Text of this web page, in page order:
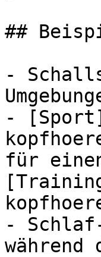
##
-
-
für
-
während